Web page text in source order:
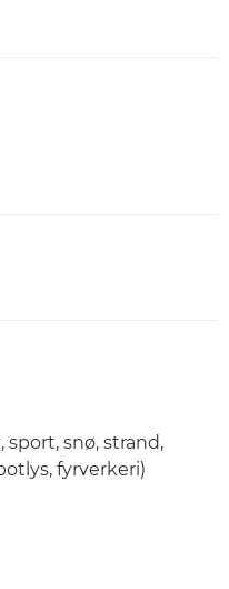
sport, snø, strand,
fyrverkeri)